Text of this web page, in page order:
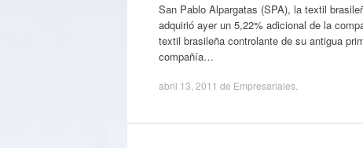
San Pablo Alpargatas (SPA), la textil
adquirió ayer un 5,22% adicional de la
textil brasileña controlante de su antigua
compañía…
abril 13, 2011 de Empresariales